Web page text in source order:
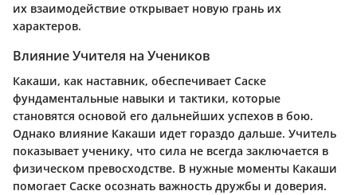
их взаимодействие открывает новую грань их
характеров.
Влияние Учителя на Учеников
Какаши, как наставник, обеспечивает Саске
фундаментальные навыки и тактики, которые
становятся основой его дальнейших успехов в бою.
Однако влияние Какаши идет гораздо дальше. Учитель
показывает ученику, что сила не всегда заключается в
физическом превосходстве. В нужные моменты Какаши
помогает Саске осознать важность дружбы и доверия.